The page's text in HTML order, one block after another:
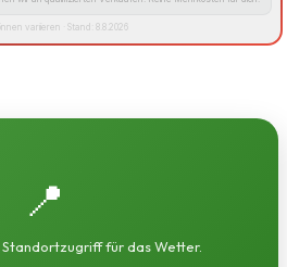
variieren · Stand: 8.8.2026
📍
für das Wetter.